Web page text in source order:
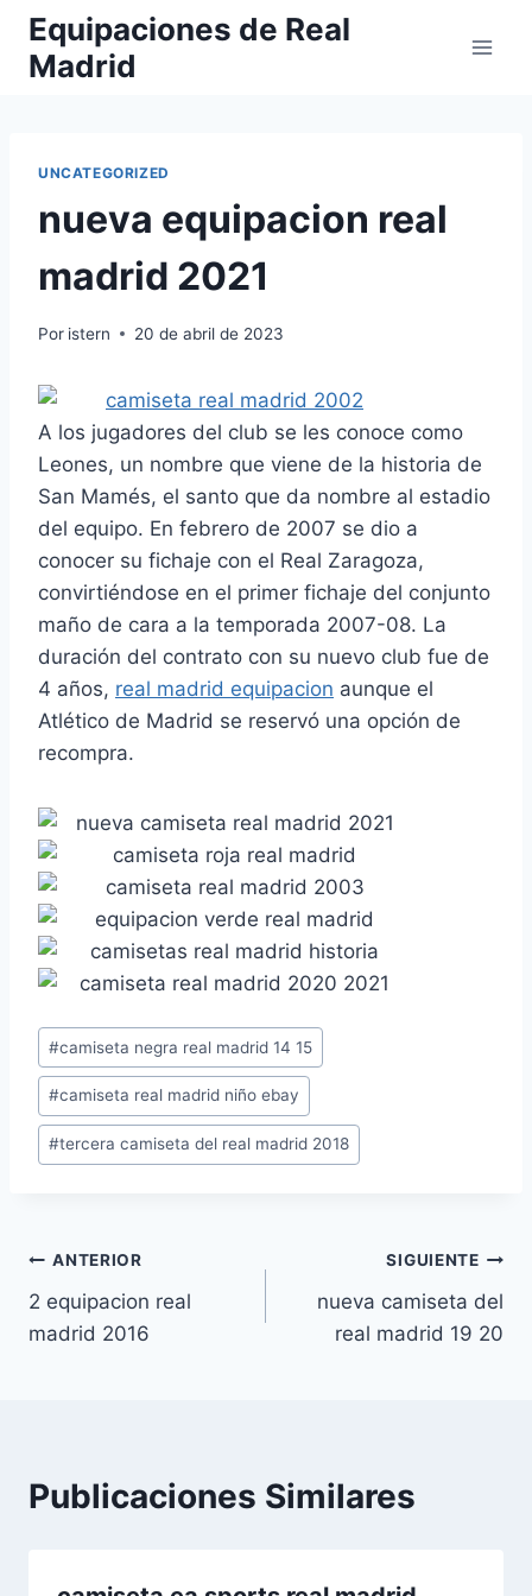
Saltar
contenido
Equipaciones de Real
Madrid
UNCATEGORIZED
nueva equipacion real
madrid 2021
Por istern 20 de abril de 2023
A los jugadores del club se les conoce como
Leones, un nombre que viene de la historia de
San Mamés, el santo que da nombre al estadio
del equipo. En febrero de 2007 se dio a
conocer su fichaje con el Real Zaragoza,
convirtiéndose en el primer fichaje del conjunto
maño de cara a la temporada 2007-08. La
duración del contrato con su nuevo club fue de
4 años, real madrid equipacion aunque el
Atlético de Madrid se reservó una opción de
recompra.
Etiquetas
de
la
entrada:
#camiseta negra real madrid 14 15
#camiseta real madrid niño ebay
#tercera camiseta del real madrid 2018
Navegación
de
ANTERIOR
2 equipacion real
madrid 2016
SIGUIENTE
nueva camiseta del
real madrid 19 20
Publicaciones Similares